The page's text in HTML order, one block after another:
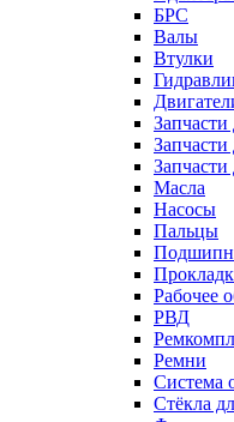
БРС
Валы
Втулки
Запчасти
Запчасти
Масла
Насосы
Пальцы
Рабочее
РВД
Ремни
Система
Стёкла